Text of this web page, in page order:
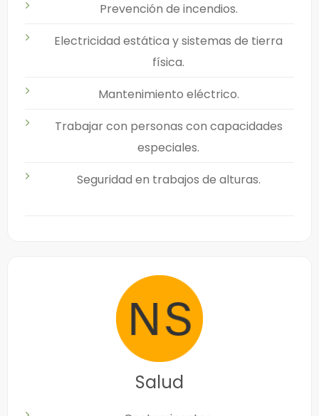
Prevención de incendios.
Electricidad estática y sistemas de tierra
física.
Mantenimiento eléctrico.
Trabajar con personas con capacidades
especiales.
Seguridad en trabajos de alturas.
Salud